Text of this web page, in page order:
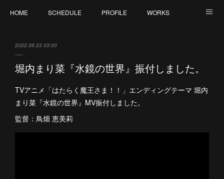
HOME SCHEDULE PROFILE WORKS
2022.06.23 03:00
堀内まり菜『水鏡の世界』振付しました。
TVアニメ「はたらく魔王さま！！」エンディングテーマ 堀内
まり菜『水鏡の世界』MV振付しました。
監督：鳥畑 恵美莉